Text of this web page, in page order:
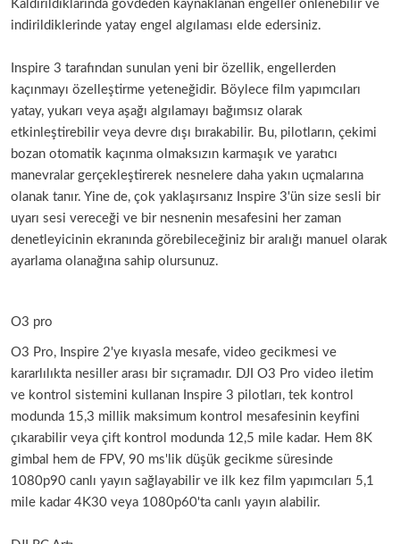
Kaldırıldıklarında gövdeden kaynaklanan engeller önlenebilir ve
indirildiklerinde yatay engel algılaması elde edersiniz.
Inspire 3 tarafından sunulan yeni bir özellik, engellerden
kaçınmayı özelleştirme yeteneğidir. Böylece film yapımcıları
yatay, yukarı veya aşağı algılamayı bağımsız olarak
etkinleştirebilir veya devre dışı bırakabilir. Bu, pilotların, çekimi
bozan otomatik kaçınma olmaksızın karmaşık ve yaratıcı
manevralar gerçekleştirerek nesnelere daha yakın uçmalarına
olanak tanır. Yine de, çok yaklaşırsanız Inspire 3'ün size sesli bir
uyarı sesi vereceği ve bir nesnenin mesafesini her zaman
denetleyicinin ekranında görebileceğiniz bir aralığı manuel olarak
ayarlama olanağına sahip olursunuz.
O3 pro
O3 Pro, Inspire 2'ye kıyasla mesafe, video gecikmesi ve
kararlılıkta nesiller arası bir sıçramadır. DJI O3 Pro video iletim
ve kontrol sistemini kullanan Inspire 3 pilotları, tek kontrol
modunda 15,3 millik maksimum kontrol mesafesinin keyfini
çıkarabilir veya çift kontrol modunda 12,5 mile kadar. Hem 8K
gimbal hem de FPV, 90 ms'lik düşük gecikme süresinde
1080p90 canlı yayın sağlayabilir ve ilk kez film yapımcıları 5,1
mile kadar 4K30 veya 1080p60'ta canlı yayın alabilir.